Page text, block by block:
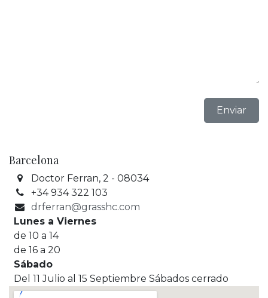
Enviar
Barcelona
Doctor Ferran, 2 - 08034
+34 934 322 103
drferran@grasshc.com
Lunes a Viernes
de 10 a 14
de 16 a 20
Sábado
Del 11 Julio al 15 Septiembre Sábados cerrado